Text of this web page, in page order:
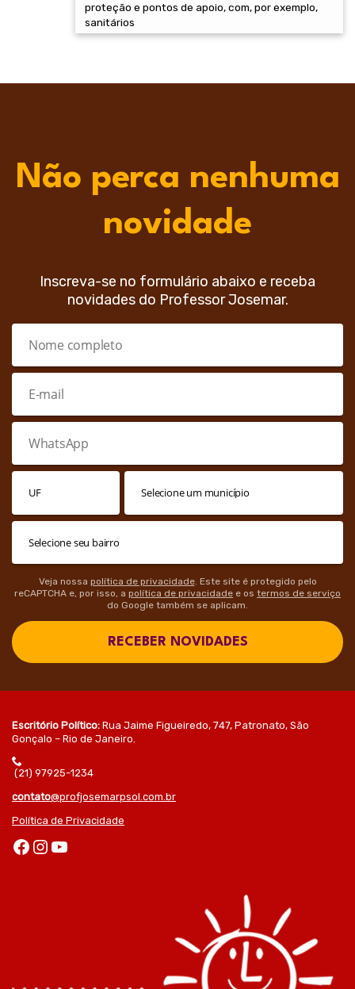
proteção e pontos de apoio, com, por exemplo,
sanitários
Não perca nenhuma
novidade
Inscreva-se no formulário abaixo e receba
novidades do Professor Josemar.
Veja nossa política de privacidade. Este site é protegido pelo
reCAPTCHA e, por isso, a política de privacidade e os termos de serviço
do Google também se aplicam.
RECEBER NOVIDADES
Escritório Político: Rua Jaime Figueiredo, 747, Patronato, São
Gonçalo – Rio de Janeiro.
(21) 97925-1234
contato@profjosemarpsol.com.br
Política de Privacidade
Facebook Instagram Youtube